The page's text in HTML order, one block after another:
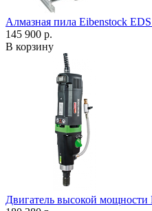
Алмазная пила Eibenstock EDS
145 900 р.
В корзину
Двигатель высокой мощности